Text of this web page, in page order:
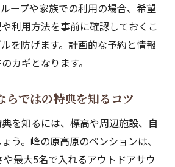
ープや家族での利用の場合、希望
利用方法を事前に確認しておくこ
を防げます。計画的な予約と情報
カギとなります。
らではの特典を知るコツ
を知るには、標高や周辺施設、自
う。峰の原高原のペンションは、
最大5名で入れるアウトドアサウ